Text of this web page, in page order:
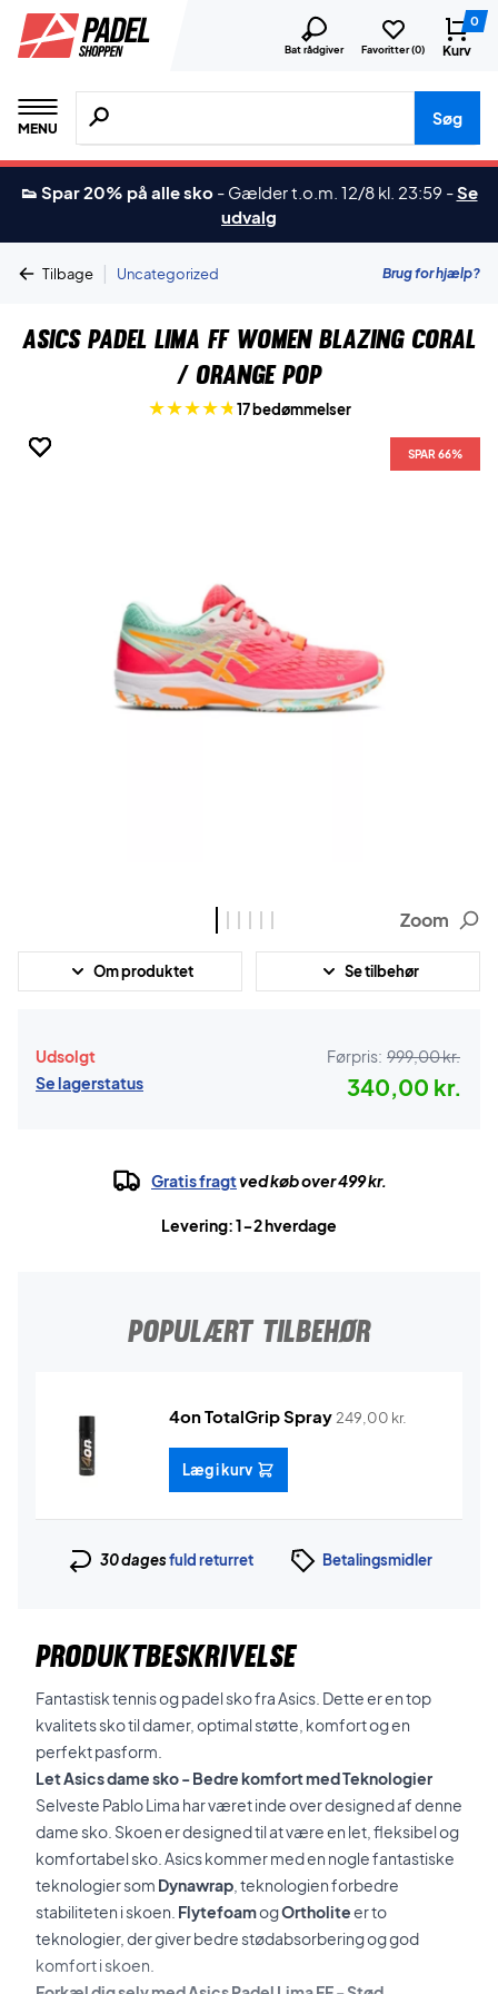
Bat rådgiver Favoritter (0)
0
Kurv
MENU
Søg efter produkter, mærker etc.
Søg
👟 Spar 20% på alle sko - Gælder t.o.m. 12/8 kl. 23:59 -Se
udvalg
Tilbage | Uncategorized Brug for hjælp?
Asics Padel Lima FF Women Blazing Coral
/ Orange Pop
17 bedømmelser
SPAR 66%
SPAR 66%
SPAR 66%
SPAR 66%
SPAR 66%
SPAR 66%
Zoom
Om produktet Se tilbehør
Udsolgt
Se lagerstatus
Førpris: 999,00 kr.
340,00 kr.
Gratis fragtved køb over 499 kr.
Levering: 1-2 hverdage
POPULÆRT TILBEHØR
4on TotalGrip Spray 249,00 kr.
Læg i kurv
30 dagesfuld returret Betalingsmidler
PRODUKTBESKRIVELSE
Fantastisk tennis og padel sko fra Asics. Dette er en top
kvalitets sko til damer, optimal støtte, komfort og en
perfekt pasform.
Let Asics dame sko - Bedre komfort med Teknologier
Selveste Pablo Lima har været inde over designed af denne
dame sko. Skoen er designed til at være en let, fleksibel og
komfortabel sko. Asics kommer med en nogle fantastiske
teknologier som Dynawrap , teknologien forbedre
stabiliteten i skoen. FlytefoamogOrtholiteer to
teknologier, der giver bedre stødabsorbering og god
komfort i skoen.